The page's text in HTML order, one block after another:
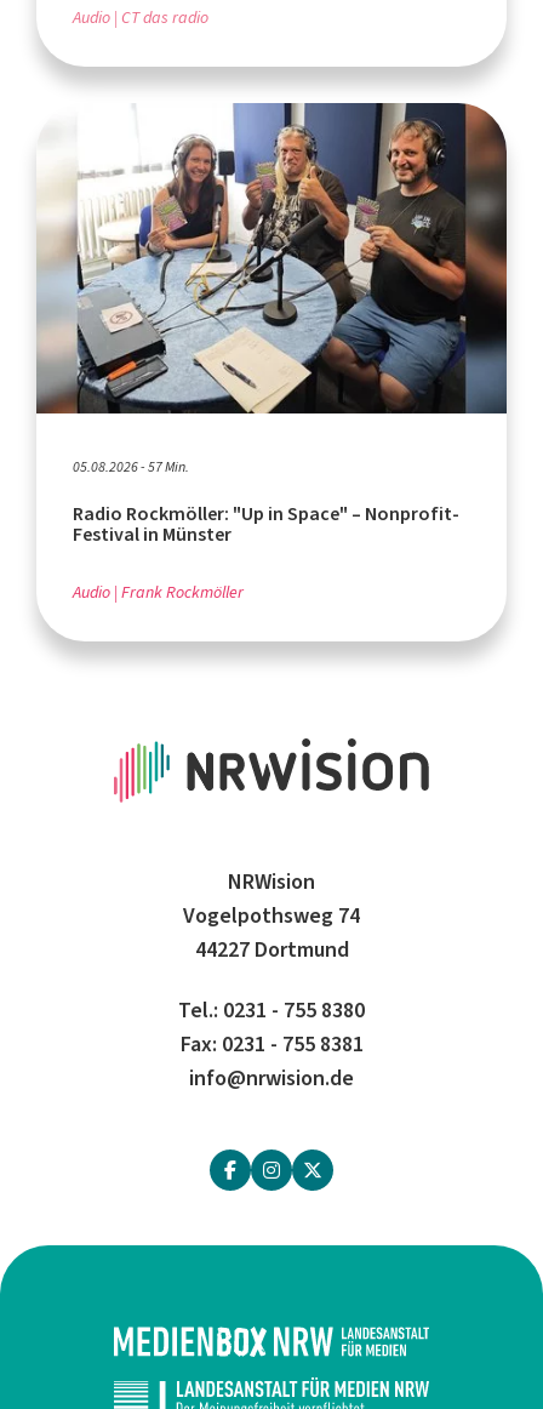
Audio CT das radio
05.08.2026 - 57 Min.
Radio Rockmöller: "Up in Space" – Nonprofit-
Festival in Münster
Audio Frank Rockmöller
NRWision
Vogelpothsweg 74
44227 Dortmund
Tel.: 0231 - 755 8380
Fax: 0231 - 755 8381
info@nrwision.de